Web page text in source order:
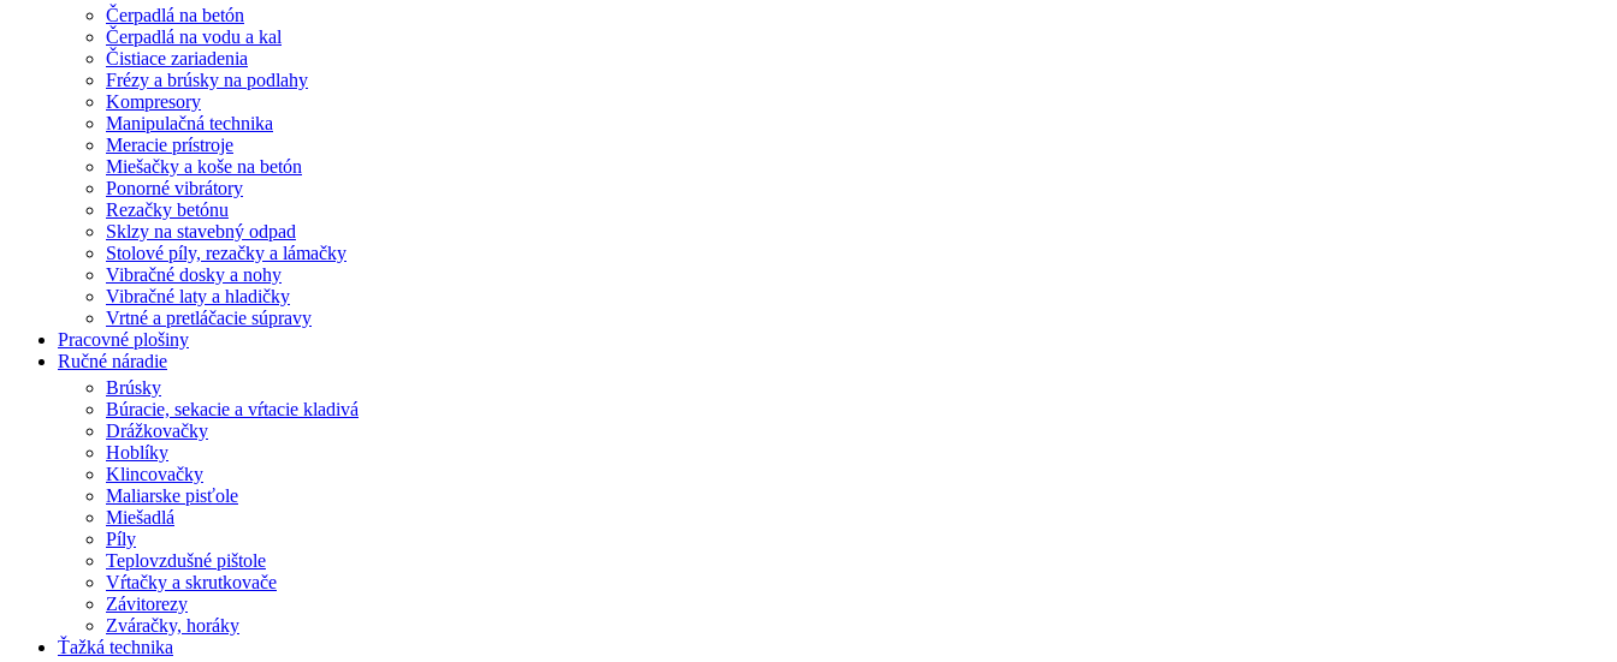
Čerpadlá na betón
Čerpadlá na vodu a kal
Čistiace zariadenia
Frézy a brúsky na podlahy
Kompresory
Manipulačná technika
Meracie prístroje
Miešačky a koše na betón
Ponorné vibrátory
Rezačky betónu
Sklzy na stavebný odpad
Stolové píly, rezačky a lámačky
Vibračné dosky a nohy
Vibračné laty a hladičky
Vrtné a pretláčacie súpravy
Pracovné plošiny
Ručné náradie
Brúsky
Búracie, sekacie a vŕtacie kladivá
Drážkovačky
Hoblíky
Klincovačky
Maliarske pisťole
Miešadlá
Píly
Teplovzdušné pištole
Vŕtačky a skrutkovače
Závitorezy
Zváračky, horáky
Ťažká technika